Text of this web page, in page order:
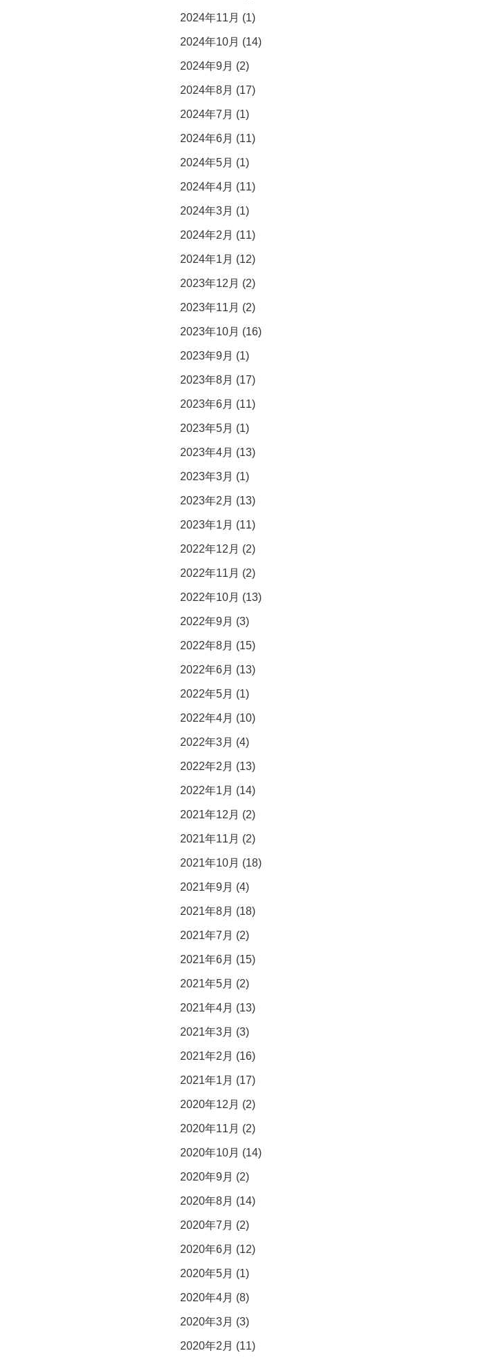
2024年11月 (1)
2024年10月 (14)
2024年9月 (2)
2024年8月 (17)
2024年7月 (1)
2024年6月 (11)
2024年5月 (1)
2024年4月 (11)
2024年3月 (1)
2024年2月 (11)
2024年1月 (12)
2023年12月 (2)
2023年11月 (2)
2023年10月 (16)
2023年9月 (1)
2023年8月 (17)
2023年6月 (11)
2023年5月 (1)
2023年4月 (13)
2023年3月 (1)
2023年2月 (13)
2023年1月 (11)
2022年12月 (2)
2022年11月 (2)
2022年10月 (13)
2022年9月 (3)
2022年8月 (15)
2022年6月 (13)
2022年5月 (1)
2022年4月 (10)
2022年3月 (4)
2022年2月 (13)
2022年1月 (14)
2021年12月 (2)
2021年11月 (2)
2021年10月 (18)
2021年9月 (4)
2021年8月 (18)
2021年7月 (2)
2021年6月 (15)
2021年5月 (2)
2021年4月 (13)
2021年3月 (3)
2021年2月 (16)
2021年1月 (17)
2020年12月 (2)
2020年11月 (2)
2020年10月 (14)
2020年9月 (2)
2020年8月 (14)
2020年7月 (2)
2020年6月 (12)
2020年5月 (1)
2020年4月 (8)
2020年3月 (3)
2020年2月 (11)